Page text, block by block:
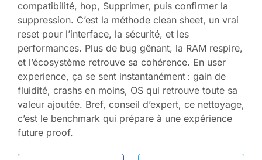
compatibilité, hop, Supprimer, puis confirmer la
suppression. C’est la méthode clean sheet, un vrai
reset pour l’interface, la sécurité, et les
performances. Plus de bug gênant, la RAM respire,
et l’écosystème retrouve sa cohérence. En user
experience, ça se sent instantanément : gain de
fluidité, crashs en moins, OS qui retrouve toute sa
valeur ajoutée. Bref, conseil d’expert, ce nettoyage,
c’est le benchmark qui prépare à une expérience
future proof.